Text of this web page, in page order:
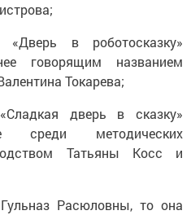
в роботосказку»
говорящим названием
Токарева;
дверь в сказку»
среди методических
Татьяны Косс и
Расюловны, то она